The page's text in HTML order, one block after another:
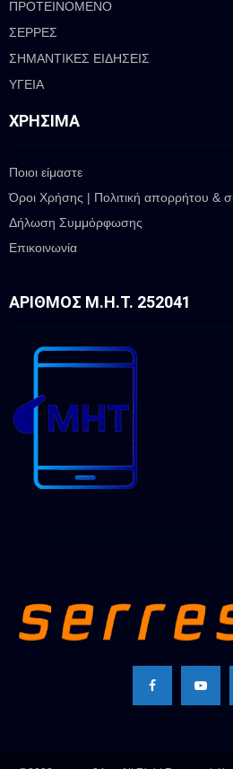
ΠΡΟΤΕΙΝΟΜΕΝΟ
ΣΕΡΡΕΣ
ΣΗΜΑΝΤΙΚΕΣ ΕΙΔΗΣΕΙΣ
ΥΓΕΙΑ
ΧΡΉΣΙΜΑ
Ποιοι είμαστε
Όροι Χρήσης | Πολιτική απορρήτου &
Δήλωση Συμμόρφωσης
Επικοινωνία
ΑΡΙΘΜΌΣ Μ.Η.Τ. 252041